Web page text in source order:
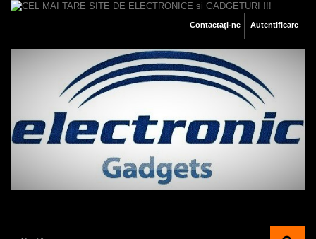
Autentificare
Contactați-ne